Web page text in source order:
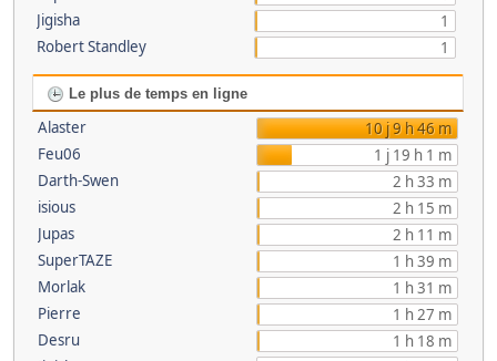
Jigisha
1
Robert Standley
1
Le plus de temps en ligne
Alaster
10 j 9 h 46 m
Feu06
1 j 19 h 1 m
Darth-Swen
2 h 33 m
isious
2 h 15 m
Jupas
2 h 11 m
SuperTAZE
1 h 39 m
Morlak
1 h 31 m
Pierre
1 h 27 m
Desru
1 h 18 m